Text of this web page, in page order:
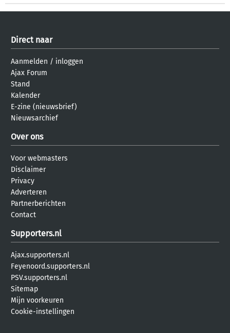
Direct naar
Aanmelden / inloggen
Ajax Forum
Stand
Kalender
E-zine (nieuwsbrief)
Nieuwsarchief
Over ons
Voor webmasters
Disclaimer
Privacy
Adverteren
Partnerberichten
Contact
Supporters.nl
Ajax.supporters.nl
Feyenoord.supporters.nl
PSV.supporters.nl
Sitemap
Mijn voorkeuren
Cookie-instellingen